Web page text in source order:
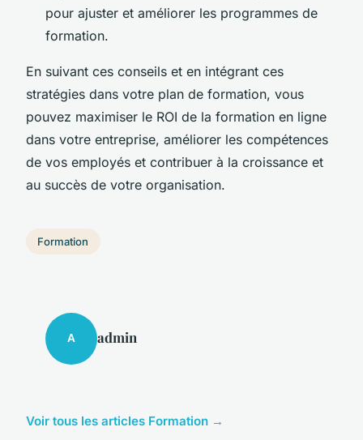
pour ajuster et améliorer les programmes de
formation.
En suivant ces conseils et en intégrant ces
stratégies dans votre plan de formation, vous
pouvez maximiser le ROI de la formation en ligne
dans votre entreprise, améliorer les compétences
de vos employés et contribuer à la croissance et
au succès de votre organisation.
Formation
A admin
Voir tous les articles Formation →